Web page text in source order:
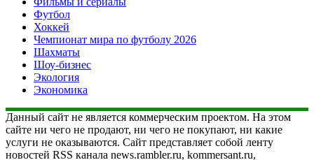
Футбол
Хоккей
Чемпионат мира по футболу 2026
Шахматы
Шоу-бизнес
Экология
Экономика
Данный сайт не является коммерческим проектом. На этом
сайте ни чего не продают, ни чего не покупают, ни какие
услуги не оказываются. Сайт представляет собой ленту
новостей RSS канала news.rambler.ru, kommersant.ru,